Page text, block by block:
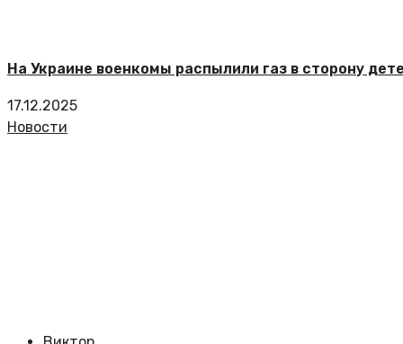
На Украине военкомы распылили газ в сторону
17.12.2025
Новости